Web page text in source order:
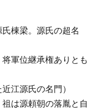
棟梁。源氏の超名
軍位継承権ありとも
江源氏の名門）
は源頼朝の落胤と自